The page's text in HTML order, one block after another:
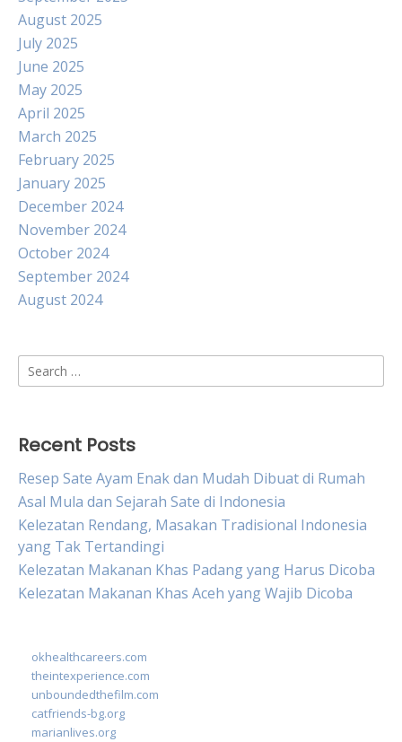
August 2025
July 2025
June 2025
May 2025
April 2025
March 2025
February 2025
January 2025
December 2024
November 2024
October 2024
September 2024
August 2024
Search
for:
Recent Posts
Resep Sate Ayam Enak dan Mudah Dibuat di Rumah
Asal Mula dan Sejarah Sate di Indonesia
Kelezatan Rendang, Masakan Tradisional Indonesia
yang Tak Tertandingi
Kelezatan Makanan Khas Padang yang Harus Dicoba
Kelezatan Makanan Khas Aceh yang Wajib Dicoba
okhealthcareers.com
theintexperience.com
unboundedthefilm.com
catfriends-bg.org
marianlives.org